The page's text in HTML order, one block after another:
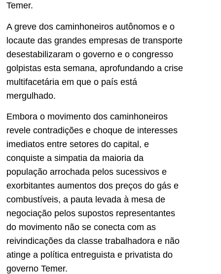
Temer.
A greve dos caminhoneiros autônomos e o
locaute das grandes empresas de transporte
desestabilizaram o governo e o congresso
golpistas esta semana, aprofundando a crise
multifacetária em que o país está
mergulhado.
Embora o movimento dos caminhoneiros
revele contradições e choque de interesses
imediatos entre setores do capital, e
conquiste a simpatia da maioria da
população arrochada pelos sucessivos e
exorbitantes aumentos dos preços do gás e
combustíveis, a pauta levada à mesa de
negociação pelos supostos representantes
do movimento não se conecta com as
reivindicações da classe trabalhadora e não
atinge a política entreguista e privatista do
governo Temer.